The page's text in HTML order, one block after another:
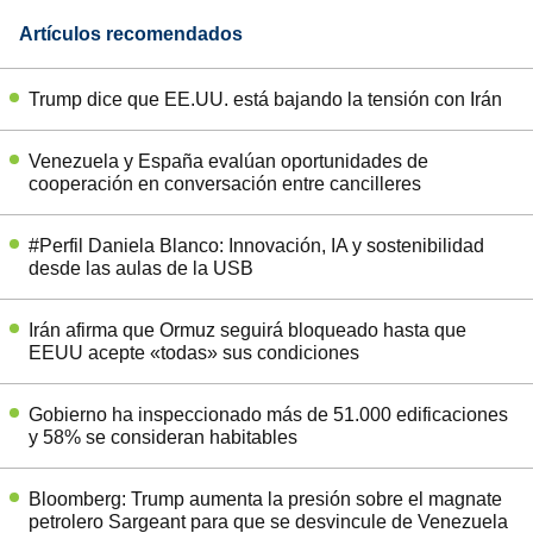
Artículos recomendados
Trump dice que EE.UU. está bajando la tensión con Irán
Venezuela y España evalúan oportunidades de
cooperación en conversación entre cancilleres
#Perfil Daniela Blanco: Innovación, IA y sostenibilidad
desde las aulas de la USB
Irán afirma que Ormuz seguirá bloqueado hasta que
EEUU acepte «todas» sus condiciones
Gobierno ha inspeccionado más de 51.000 edificaciones
y 58% se consideran habitables
Bloomberg: Trump aumenta la presión sobre el magnate
petrolero Sargeant para que se desvincule de Venezuela